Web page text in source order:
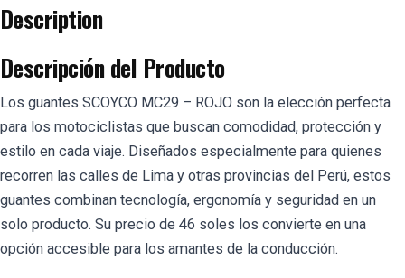
Description
Descripción del Producto
Los guantes SCOYCO MC29 – ROJO son la elección perfecta
para los motociclistas que buscan comodidad, protección y
estilo en cada viaje. Diseñados especialmente para quienes
recorren las calles de Lima y otras provincias del Perú, estos
guantes combinan tecnología, ergonomía y seguridad en un
solo producto. Su precio de 46 soles los convierte en una
opción accesible para los amantes de la conducción.